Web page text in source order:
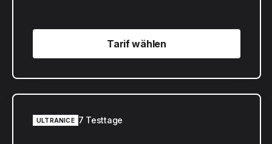
Tarif wählen
Tarif wählen
ULTRANICE 7 Testtage